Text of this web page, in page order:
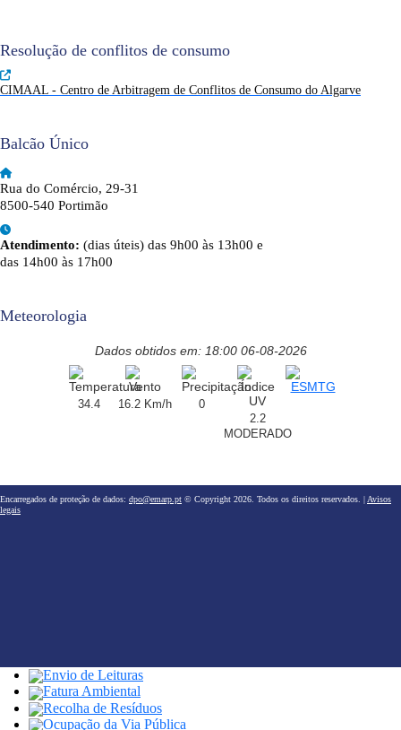
Resolução de conflitos de consumo
CIMAAL - Centro de Arbitragem de Conflitos de Consumo do Algarve
Balcão Único
Rua do Comércio, 29-31
8500-540 Portimão
Atendimento: (dias úteis) das 9h00 às 13h00 e
das 14h00 às 17h00
Meteorologia
Dados obtidos em: 18:00 06-08-2026
34.4 16.2 Km/h
0
2.2
MODERADO
Encarregados de proteção de dados: dpo@emarp.pt © Copyright 2026. Todos os direitos reservados. | Avisos
legais
Envio de Leituras
Fatura Ambiental
Recolha de Resíduos
Ocupação da Via Pública